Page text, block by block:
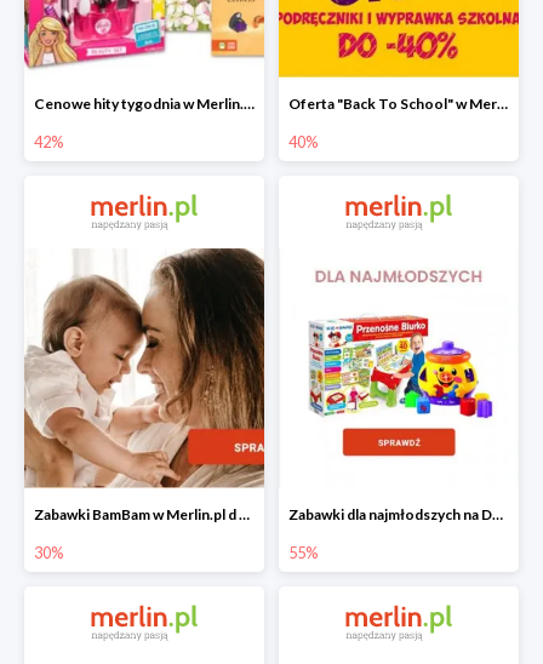
Cenowe hity tygodnia w Merlin.pl do -42%
42%
Oferta "Back To School" w Merlin.pl do -40%
40%
Zabawki BamBam w Merlin.pl d -30%
30%
Zabawki dla najmłodszych na Dzień Dziecka w Merlin.pl do -55%
55%